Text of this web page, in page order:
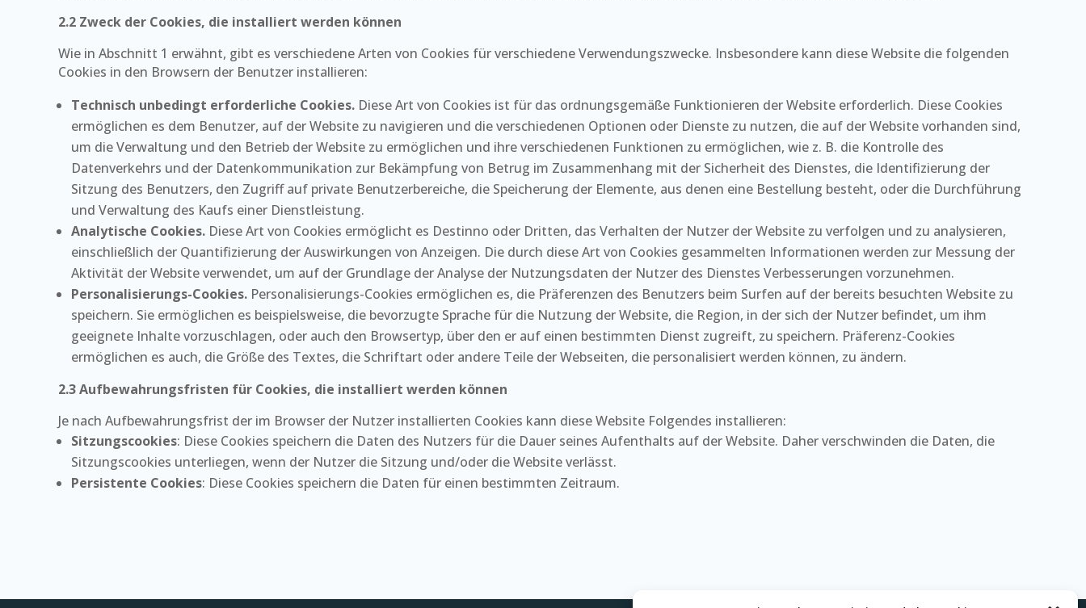
2.2 Zweck der Cookies, die installiert werden können
Wie in Abschnitt 1 erwähnt, gibt es verschiedene Arten von Cookies für verschiedene Verwendungszwecke. Insbesondere kann diese Website die folgenden
Cookies in den Browsern der Benutzer installieren:
Technisch unbedingt erforderliche Cookies. Diese Art von Cookies ist für das ordnungsgemäße Funktionieren der Website erforderlich. Diese Cookies
ermöglichen es dem Benutzer, auf der Website zu navigieren und die verschiedenen Optionen oder Dienste zu nutzen, die auf der Website vorhanden sind,
um die Verwaltung und den Betrieb der Website zu ermöglichen und ihre verschiedenen Funktionen zu ermöglichen, wie z. B. die Kontrolle des
Datenverkehrs und der Datenkommunikation zur Bekämpfung von Betrug im Zusammenhang mit der Sicherheit des Dienstes, die Identifizierung der
Sitzung des Benutzers, den Zugriff auf private Benutzerbereiche, die Speicherung der Elemente, aus denen eine Bestellung besteht, oder die Durchführung
und Verwaltung des Kaufs einer Dienstleistung.
Analytische Cookies. Diese Art von Cookies ermöglicht es Destinno oder Dritten, das Verhalten der Nutzer der Website zu verfolgen und zu analysieren,
einschließlich der Quantifizierung der Auswirkungen von Anzeigen. Die durch diese Art von Cookies gesammelten Informationen werden zur Messung der
Aktivität der Website verwendet, um auf der Grundlage der Analyse der Nutzungsdaten der Nutzer des Dienstes Verbesserungen vorzunehmen.
Personalisierungs-Cookies. Personalisierungs-Cookies ermöglichen es, die Präferenzen des Benutzers beim Surfen auf der bereits besuchten Website zu
speichern. Sie ermöglichen es beispielsweise, die bevorzugte Sprache für die Nutzung der Website, die Region, in der sich der Nutzer befindet, um ihm
geeignete Inhalte vorzuschlagen, oder auch den Browsertyp, über den er auf einen bestimmten Dienst zugreift, zu speichern. Präferenz-Cookies
ermöglichen es auch, die Größe des Textes, die Schriftart oder andere Teile der Webseiten, die personalisiert werden können, zu ändern.
2.3 Aufbewahrungsfristen für Cookies, die installiert werden können
Je nach Aufbewahrungsfrist der im Browser der Nutzer installierten Cookies kann diese Website Folgendes installieren:
Sitzungscookies: Diese Cookies speichern die Daten des Nutzers für die Dauer seines Aufenthalts auf der Website. Daher verschwinden die Daten, die
Sitzungscookies unterliegen, wenn der Nutzer die Sitzung und/oder die Website verlässt.
Persistente Cookies: Diese Cookies speichern die Daten für einen bestimmten Zeitraum.